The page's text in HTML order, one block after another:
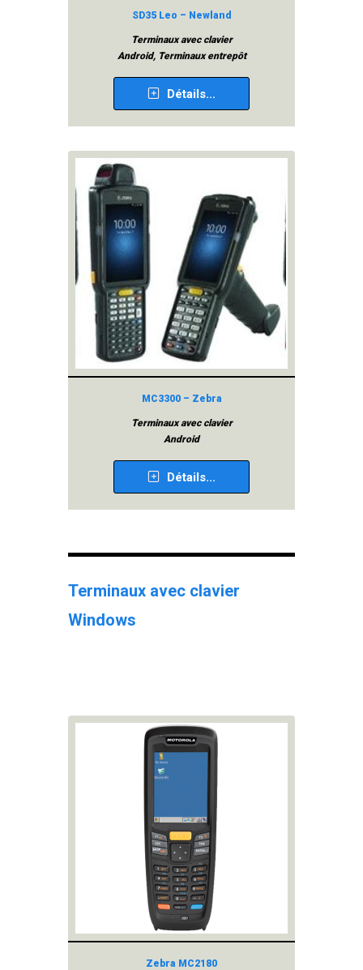
SD35 Leo – Newland
Terminaux avec clavier
Android, Terminaux entrepôt
Détails...
MC3300 – Zebra
Terminaux avec clavier
Android
Détails...
Terminaux avec clavier
Windows
Zebra MC2180